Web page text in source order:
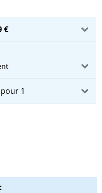
€
1